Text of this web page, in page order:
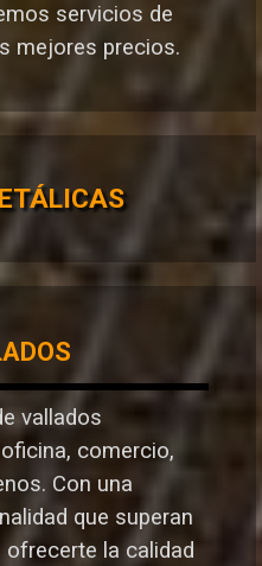
servicios de
mejores precios.
vallados
comercio,
Con una
que superan
ofrecerte la calidad